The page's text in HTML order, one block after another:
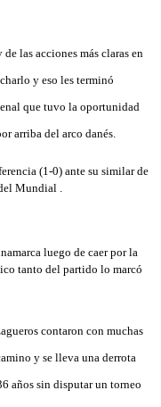
las acciones más claras en
y eso les terminó
que tuvo la oportunidad
arriba del arco danés.
contaron con muchas
y se lleva una derrota
años sin disputar un torneo